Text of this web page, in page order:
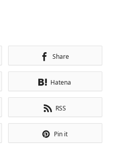
Share
Hatena
RSS
Pin it